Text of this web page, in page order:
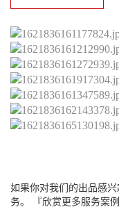
如果你对我们的出品感
务。 『欣赏更多服务案